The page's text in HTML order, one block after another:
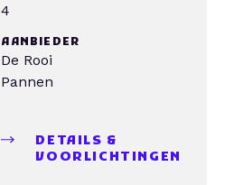
4
AANBIEDER
De Rooi
Pannen
DETAILS &
VOORLICHTINGEN